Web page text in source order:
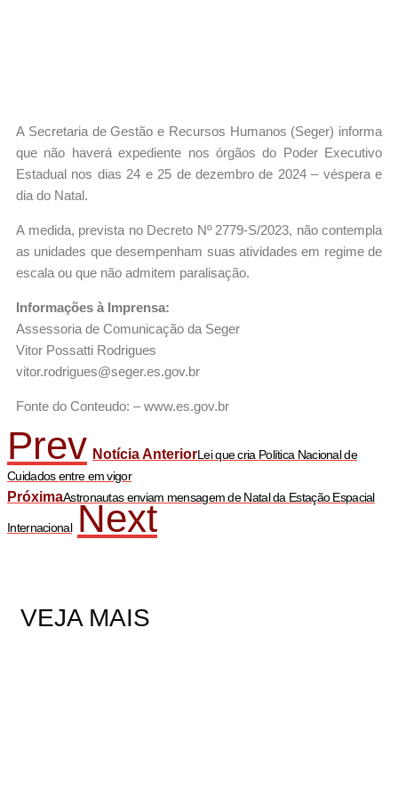
A Secretaria de Gestão e Recursos Humanos (Seger) informa
que não haverá expediente nos órgãos do Poder Executivo
Estadual nos dias 24 e 25 de dezembro de 2024 – véspera e
dia do Natal.
A medida, prevista no Decreto Nº 2779-S/2023, não contempla
as unidades que desempenham suas atividades em regime de
escala ou que não admitem paralisação.
Informações à Imprensa:
Assessoria de Comunicação da Seger
Vitor Possatti Rodrigues
vitor.rodrigues@seger.es.gov.br
Fonte do Conteudo: – www.es.gov.br
Prev Notícia AnteriorLei que cria Política Nacional de
Cuidados entre em vigor
PróximaAstronautas enviam mensagem de Natal da Estação Espacial
Internacional Next
VEJA MAIS